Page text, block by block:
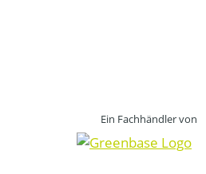
Ein Fachhändler von